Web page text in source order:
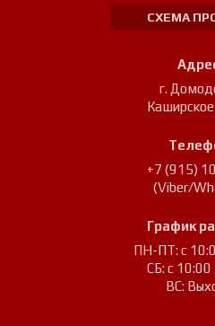
СХЕМА
г.
+7 (915)
(Viber/
График
ПН-ПТ: с
СБ: с
ВС: